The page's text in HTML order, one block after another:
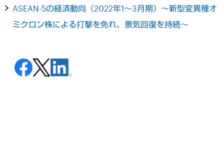
ASEAN-5の経済動向（2022年1～3月期）～新型変異種オ
ミクロン株による打撃を免れ、景気回復を持続～